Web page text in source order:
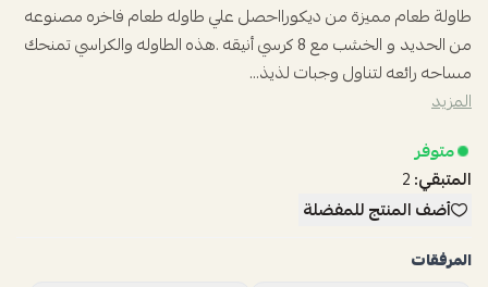
طاولة طعام مميزة من ديكورااحصل علي طاوله طعام فاخره مصنوعه
من الحديد و الخشب مع 8 كرسي أنيقه .هذه الطاوله والكراسي تمنحك
مساحه رائعه لتناول وجبات لذيذ...
المزيد
متوفر
المتبقي:2
أضف المنتج للمفضلة
المرفقات